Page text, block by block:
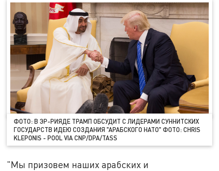
ФОТО: В ЭР-РИЯДЕ ТРАМП ОБСУДИТ С ЛИДЕРАМИ СУННИТСКИХ
ГОСУДАРСТВ ИДЕЮ СОЗДАНИЯ "АРАБСКОГО НАТО" ФОТО: CHRIS
KLEPONIS - POOL VIA CNP/DPA/TASS
"Мы призовем наших арабских и